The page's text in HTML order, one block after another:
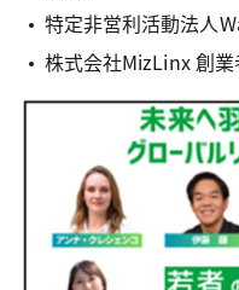
特定非営利活動法人
株式会社MizLinx 創